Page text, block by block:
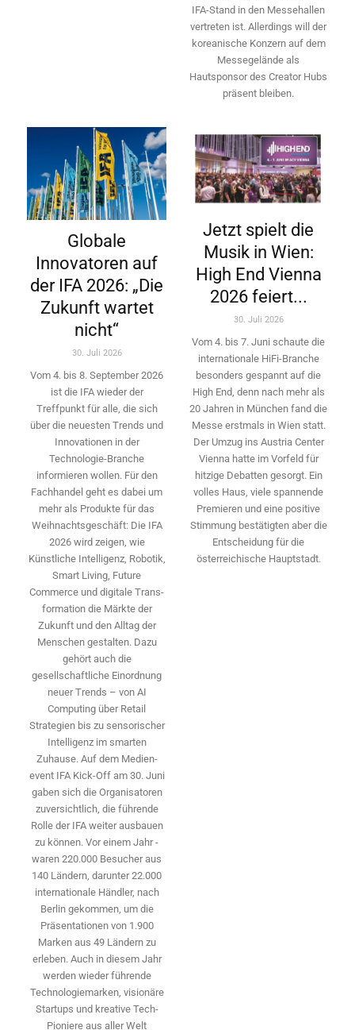
IFA-Stand in den Messehallen
vertreten ist. Allerdings will ­der
koreanische Konzern auf dem
Messegelände als
Hautsponsor des Creator Hubs
präsent bleiben.
Globale
Innovatoren auf
der IFA 2026: „Die
Zukunft wartet
nicht“
30. Juli 2026
Vom 4. bis 8. September 2026
ist die IFA wieder der
Treffpunkt für alle, die sich
über die neuesten Trends und
Innovationen in der
Technologie-­Branche
informieren wollen. Für den
Fachhandel geht es dabei um
mehr als Produkte für das
Weihnachtsgeschäft: Die IFA
2026 wird ­zeigen, wie
Künstliche Intelligenz, Robotik,
Smart Living, Future
Commerce und digitale Trans­
formation die Märkte der
Zukunft und den Alltag der
Menschen gestalten. Dazu
gehört auch die
gesellschaftliche Einordnung
neuer Trends – von AI
Computing über Retail
Strategien bis zu sensorischer
Intelligenz im smarten
Zuhause. Auf dem Medien­
event IFA Kick-Off am 30. Juni
gaben sich die Organisatoren
zuversichtlich, die führende
Rolle der IFA weiter ausbauen
zu können. Vor einem Jahr ­
waren 220.000 Besucher aus
140 ­Ländern, ­darunter 22.000
internationale Händler, nach
Berlin gekommen, um die
Präsen­tationen von 1.900
Marken aus 49 Ländern zu
erleben. Auch in diesem Jahr
werden wieder führende
Technologiemarken, visionäre
Startups und ­kreative Tech-
Pioniere aus aller Welt
Jetzt spielt die
Musik in Wien:
High End Vienna
2026 feiert...
30. Juli 2026
Vom 4. bis 7. Juni schaute die
internationale HiFi-Branche
besonders gespannt auf die
High End, denn nach mehr als
20 Jahren in München fand die
Messe erstmals in Wien statt.
Der Umzug ins Austria Center
Vienna hatte im Vorfeld für
hitzige Debatten gesorgt. Ein
volles Haus, viele spannende
Premieren und eine positive
Stimmung bestätigten aber die
Entscheidung für die
österreichische Hauptstadt.